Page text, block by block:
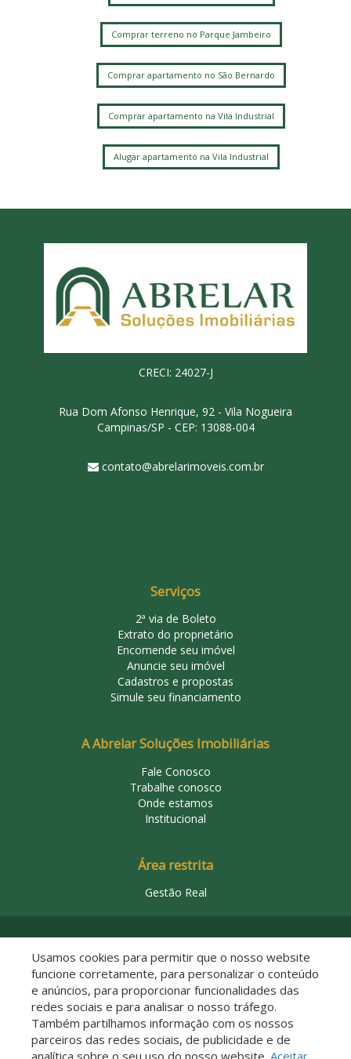
Comprar terreno no Parque Jambeiro
Comprar apartamento no São Bernardo
Comprar apartamento na Vila Industrial
Alugar apartamento na Vila Industrial
CRECI: 24027-J
Rua Dom Afonso Henrique, 92 - Vila Nogueira
Campinas/SP - CEP: 13088-004
contato@abrelarimoveis.com.br
Serviços
2ª via de Boleto
Extrato do proprietário
Encomende seu imóvel
Anuncie seu imóvel
Cadastros e propostas
Simule seu financiamento
A Abrelar Soluções Imobiliárias
Fale Conosco
Trabalhe conosco
Onde estamos
Institucional
Área restrita
Gestão Real
Descomplicado por:
Usamos cookies para permitir que o nosso website
funcione corretamente, para personalizar o conteúdo
e anúncios, para proporcionar funcionalidades das
redes sociais e para analisar o nosso tráfego.
Também partilhamos informação com os nossos
parceiros das redes sociais, de publicidade e de
analítica sobre o seu uso do nosso website. Aceitar